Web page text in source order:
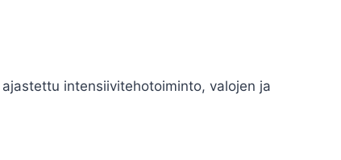
intensiivitehotoiminto, valojen ja